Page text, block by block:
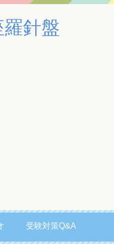
針盤
受験対策Q&A